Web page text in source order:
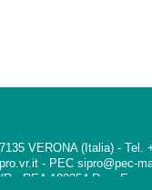
VERONA (Italia) - Tel.
- PEC sipro@pec-
- REA 189354 Reg.